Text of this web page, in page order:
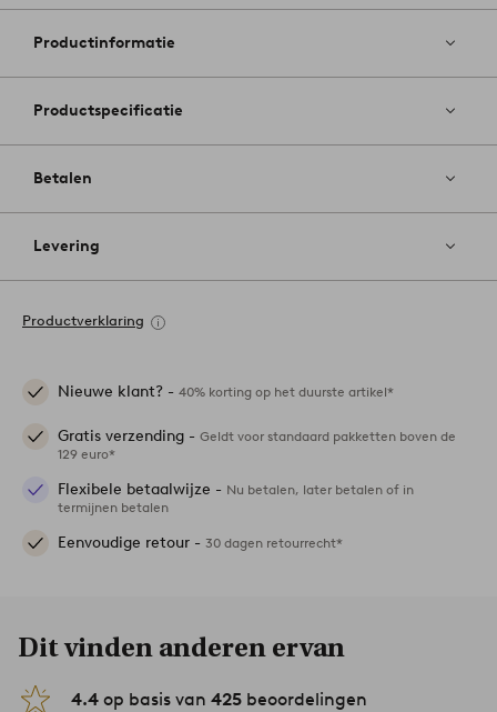
aan
Productinformatie
Productspecificatie
Betalen
Levering
Productverklaring
Nieuwe klant? - 40% korting op het duurste artikel*
Gratis verzending - Geldt voor standaard pakketten boven de
129 euro*
Flexibele betaalwijze - Nu betalen, later betalen of in
termijnen betalen
Eenvoudige retour - 30 dagen retourrecht*
Dit vinden anderen ervan
4.4 op basis van 425 beoordelingen